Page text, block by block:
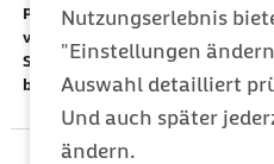
Nutzungserlebnis
"Einstellungen
Auswahl detailliert
Und auch später
ändern.
Polioviren übertragen und war
verbreitet. Bis zur Einführung
Schutzimpfung hat die
bleibende Lähmungen zugefügt.